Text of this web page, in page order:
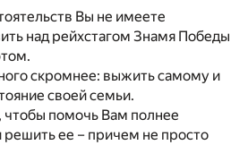
Вы не имеете
над рейхстагом Знамя Победы
скромнее: выжить самому и
своей семьи.
чтобы помочь Вам полнее
решить ее – причем не просто